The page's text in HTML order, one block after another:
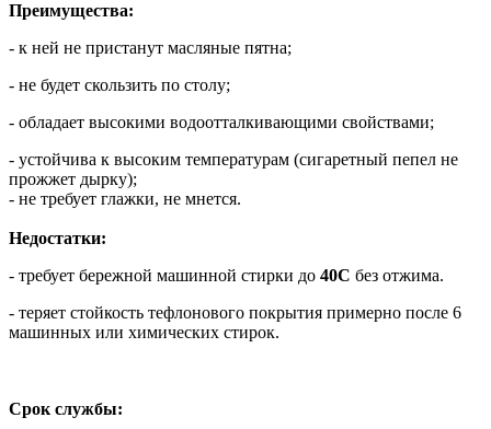
Преимущества:
- к ней не пристанут масляные пятна;
- не будет скользить по столу;
- обладает высокими водоотталкивающими свойствами;
- устойчива к высоким температурам (сигаретный пепел не
прожжет дырку);
- не требует глажки, не мнется.
Недостатки:
- требует бережной машинной стирки до 40С без отжима.
- теряет стойкость тефлонового покрытия примерно после 6
машинных или химических стирок.
Срок службы: